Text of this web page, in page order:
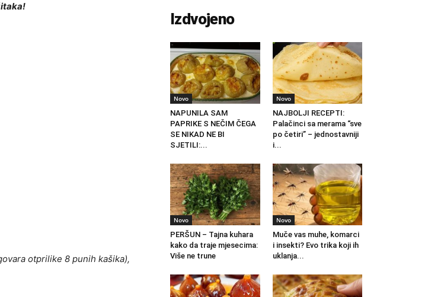
otprilike 8 punih kašika),
Izdvojeno
Novo
NAPUNILA SAM
PAPRIKE S NEČIM ČEGA
SE NIKAD NE BI
SJETILI:...
Novo
NAJBOLJI RECEPTI:
Palačinci sa merama “sve
po četiri” – jednostavniji
i...
Novo
PERŠUN – Tajna kuhara
kako da traje mjesecima:
Više ne trune
Novo
Muče vas muhe, komarci
i insekti? Evo trika koji ih
uklanja...